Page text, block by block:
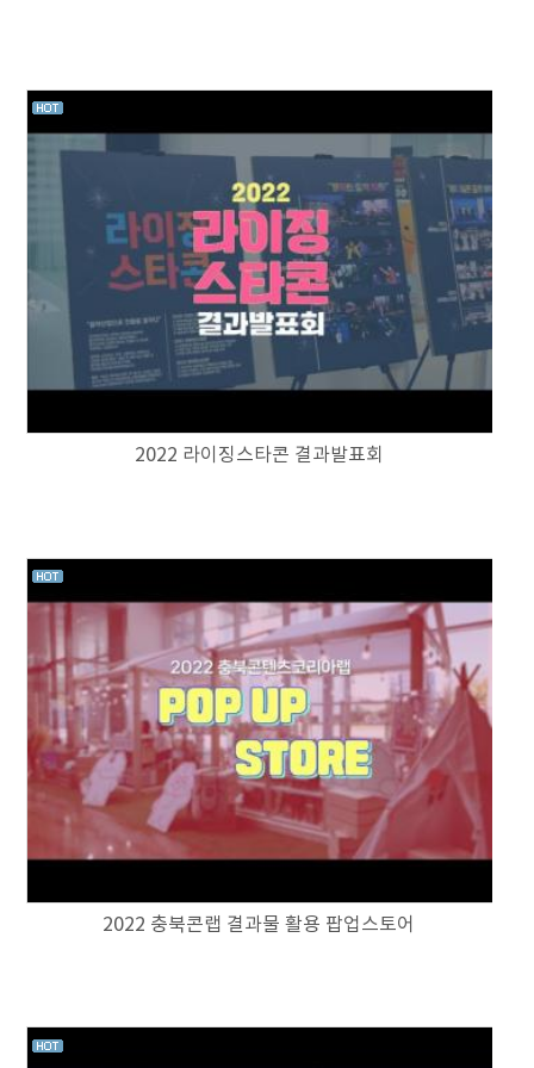
2022 라이징스타콘 결과발표회
2022 충북콘랩 결과물 활용 팝업스토어